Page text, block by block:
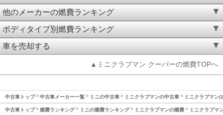
他のメーカーの燃費ランキング
ボディタイプ別燃費ランキング
車を売却する
▲ミニクラブマン クーパーの燃費TOPへ
中古車トップ 中古車メーカー一覧 ミニの中古車 ミニクラブマンの中古車 ミニクラブマン
中古車トップ 燃費ランキング ミニの燃費ランキング ミニクラブマンの燃費 ミニクラブマ